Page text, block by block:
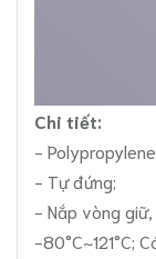
Chi tiết:
-
- Tự đứng;
- Nắp vòng
-80°C~121°C;